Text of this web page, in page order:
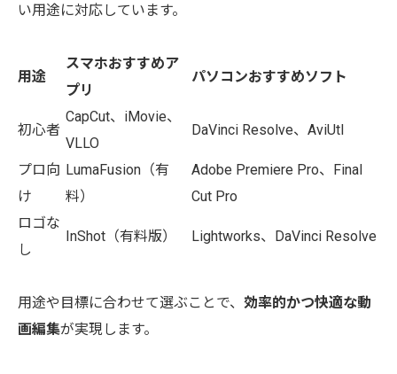
い用途に対応しています。
用途
スマホおすすめア
プリ
パソコンおすすめソフト
初心者
CapCut、iMovie、
VLLO
DaVinci Resolve、AviUtl
プロ向
け
LumaFusion（有
料）
Adobe Premiere Pro、Final
Cut Pro
ロゴな
し
InShot（有料版） Lightworks、DaVinci Resolve
用途や目標に合わせて選ぶことで、 効率的かつ快適な動
画編集が実現します。